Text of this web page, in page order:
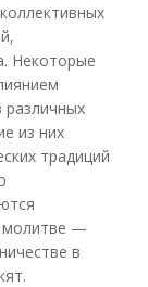
Некоторые
из них
традиций
молитве —
в